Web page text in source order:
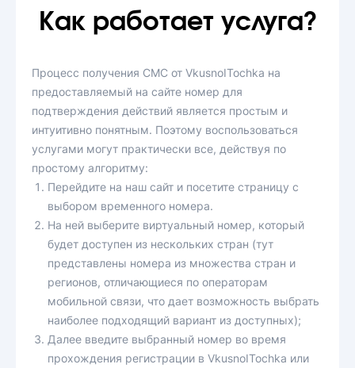
Как работает услуга?
Процесс получения СМС от VkusnoITochka на
предоставляемый на сайте номер для
подтверждения действий является простым и
интуитивно понятным. Поэтому воспользоваться
услугами могут практически все, действуя по
простому алгоритму:
Перейдите на наш сайт и посетите страницу с
выбором временного номера.
На ней выберите виртуальный номер, который
будет доступен из нескольких стран (тут
представлены номера из множества стран и
регионов, отличающиеся по операторам
мобильной связи, что дает возможность выбрать
наиболее подходящий вариант из доступных);
Далее введите выбранный номер во время
прохождения регистрации в VkusnoITochka или